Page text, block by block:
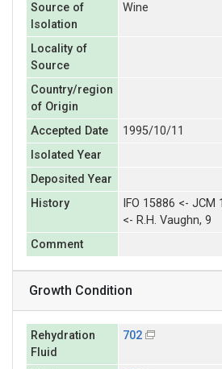
Source of
Isolation
Wine
Locality of
Source
Country/region
of Origin
Accepted Date
1995/10/11
Isolated Year
Deposited Year
History
IFO 15886 <-
<- R.H. Vaughn, 9
Comment
Growth Condition
Rehydration
Fluid
702